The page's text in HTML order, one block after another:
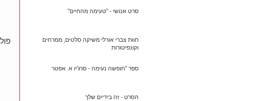
סרט אנושי - "טעימה מהחיים"
חוות צברי אורלי משיקה סלטים, ממרחים
וקונפיטורות
ספר "חופשה נעימה - סרג'יו א. אפטר
הסרט - זה בידיים שלך